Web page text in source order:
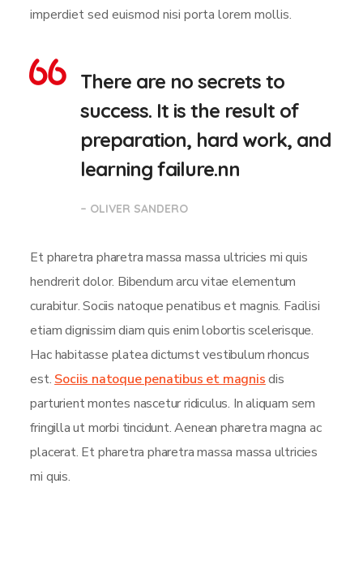
imperdiet sed euismod nisi porta lorem mollis.
There are no secrets to
success. It is the result of
preparation, hard work, and
learning failure.nn
– OLIVER SANDERO
Et pharetra pharetra massa massa ultricies mi quis
hendrerit dolor. Bibendum arcu vitae elementum
curabitur. Sociis natoque penatibus et magnis. Facilisi
etiam dignissim diam quis enim lobortis scelerisque.
Hac habitasse platea dictumst vestibulum rhoncus
est. Sociis natoque penatibus et magnisdis
parturient montes nascetur ridiculus. In aliquam sem
fringilla ut morbi tincidunt. Aenean pharetra magna ac
placerat. Et pharetra pharetra massa massa ultricies
mi quis.